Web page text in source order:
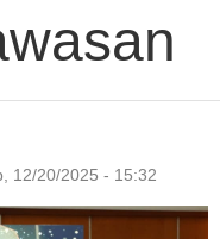
12/20/2025 - 15:32